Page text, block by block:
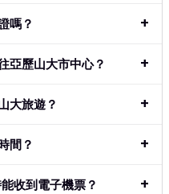
clean,
what I
嗎？
亞歷山大市中心？
大旅遊？
間？
收到電子機票？